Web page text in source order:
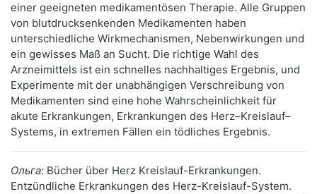
einer geeigneten medikamentösen Therapie. Alle Gruppen
von blutdrucksenkenden Medikamenten haben
unterschiedliche Wirkmechanismen, Nebenwirkungen und
ein gewisses Maß an Sucht. Die richtige Wahl des
Arzneimittels ist ein schnelles nachhaltiges Ergebnis, und
Experimente mit der unabhängigen Verschreibung von
Medikamenten sind eine hohe Wahrscheinlichkeit für
akute Erkrankungen, Erkrankungen des Herz–Kreislauf–
Systems, in extremen Fällen ein tödliches Ergebnis.
Ольга: Bücher über Herz Kreislauf-Erkrankungen.
Entzündliche Erkrankungen des Herz-Kreislauf-System.